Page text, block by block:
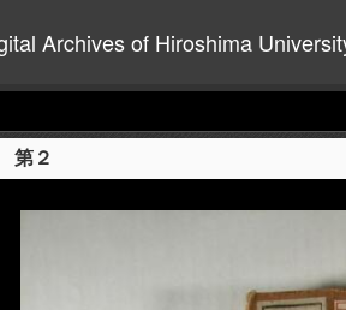
Archives of Hiroshima
第２